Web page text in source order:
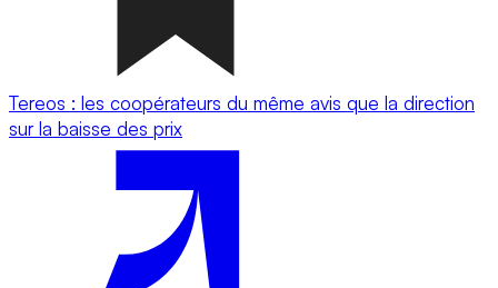
Tereos : les coopérateurs du même avis que la direction
sur la baisse des prix